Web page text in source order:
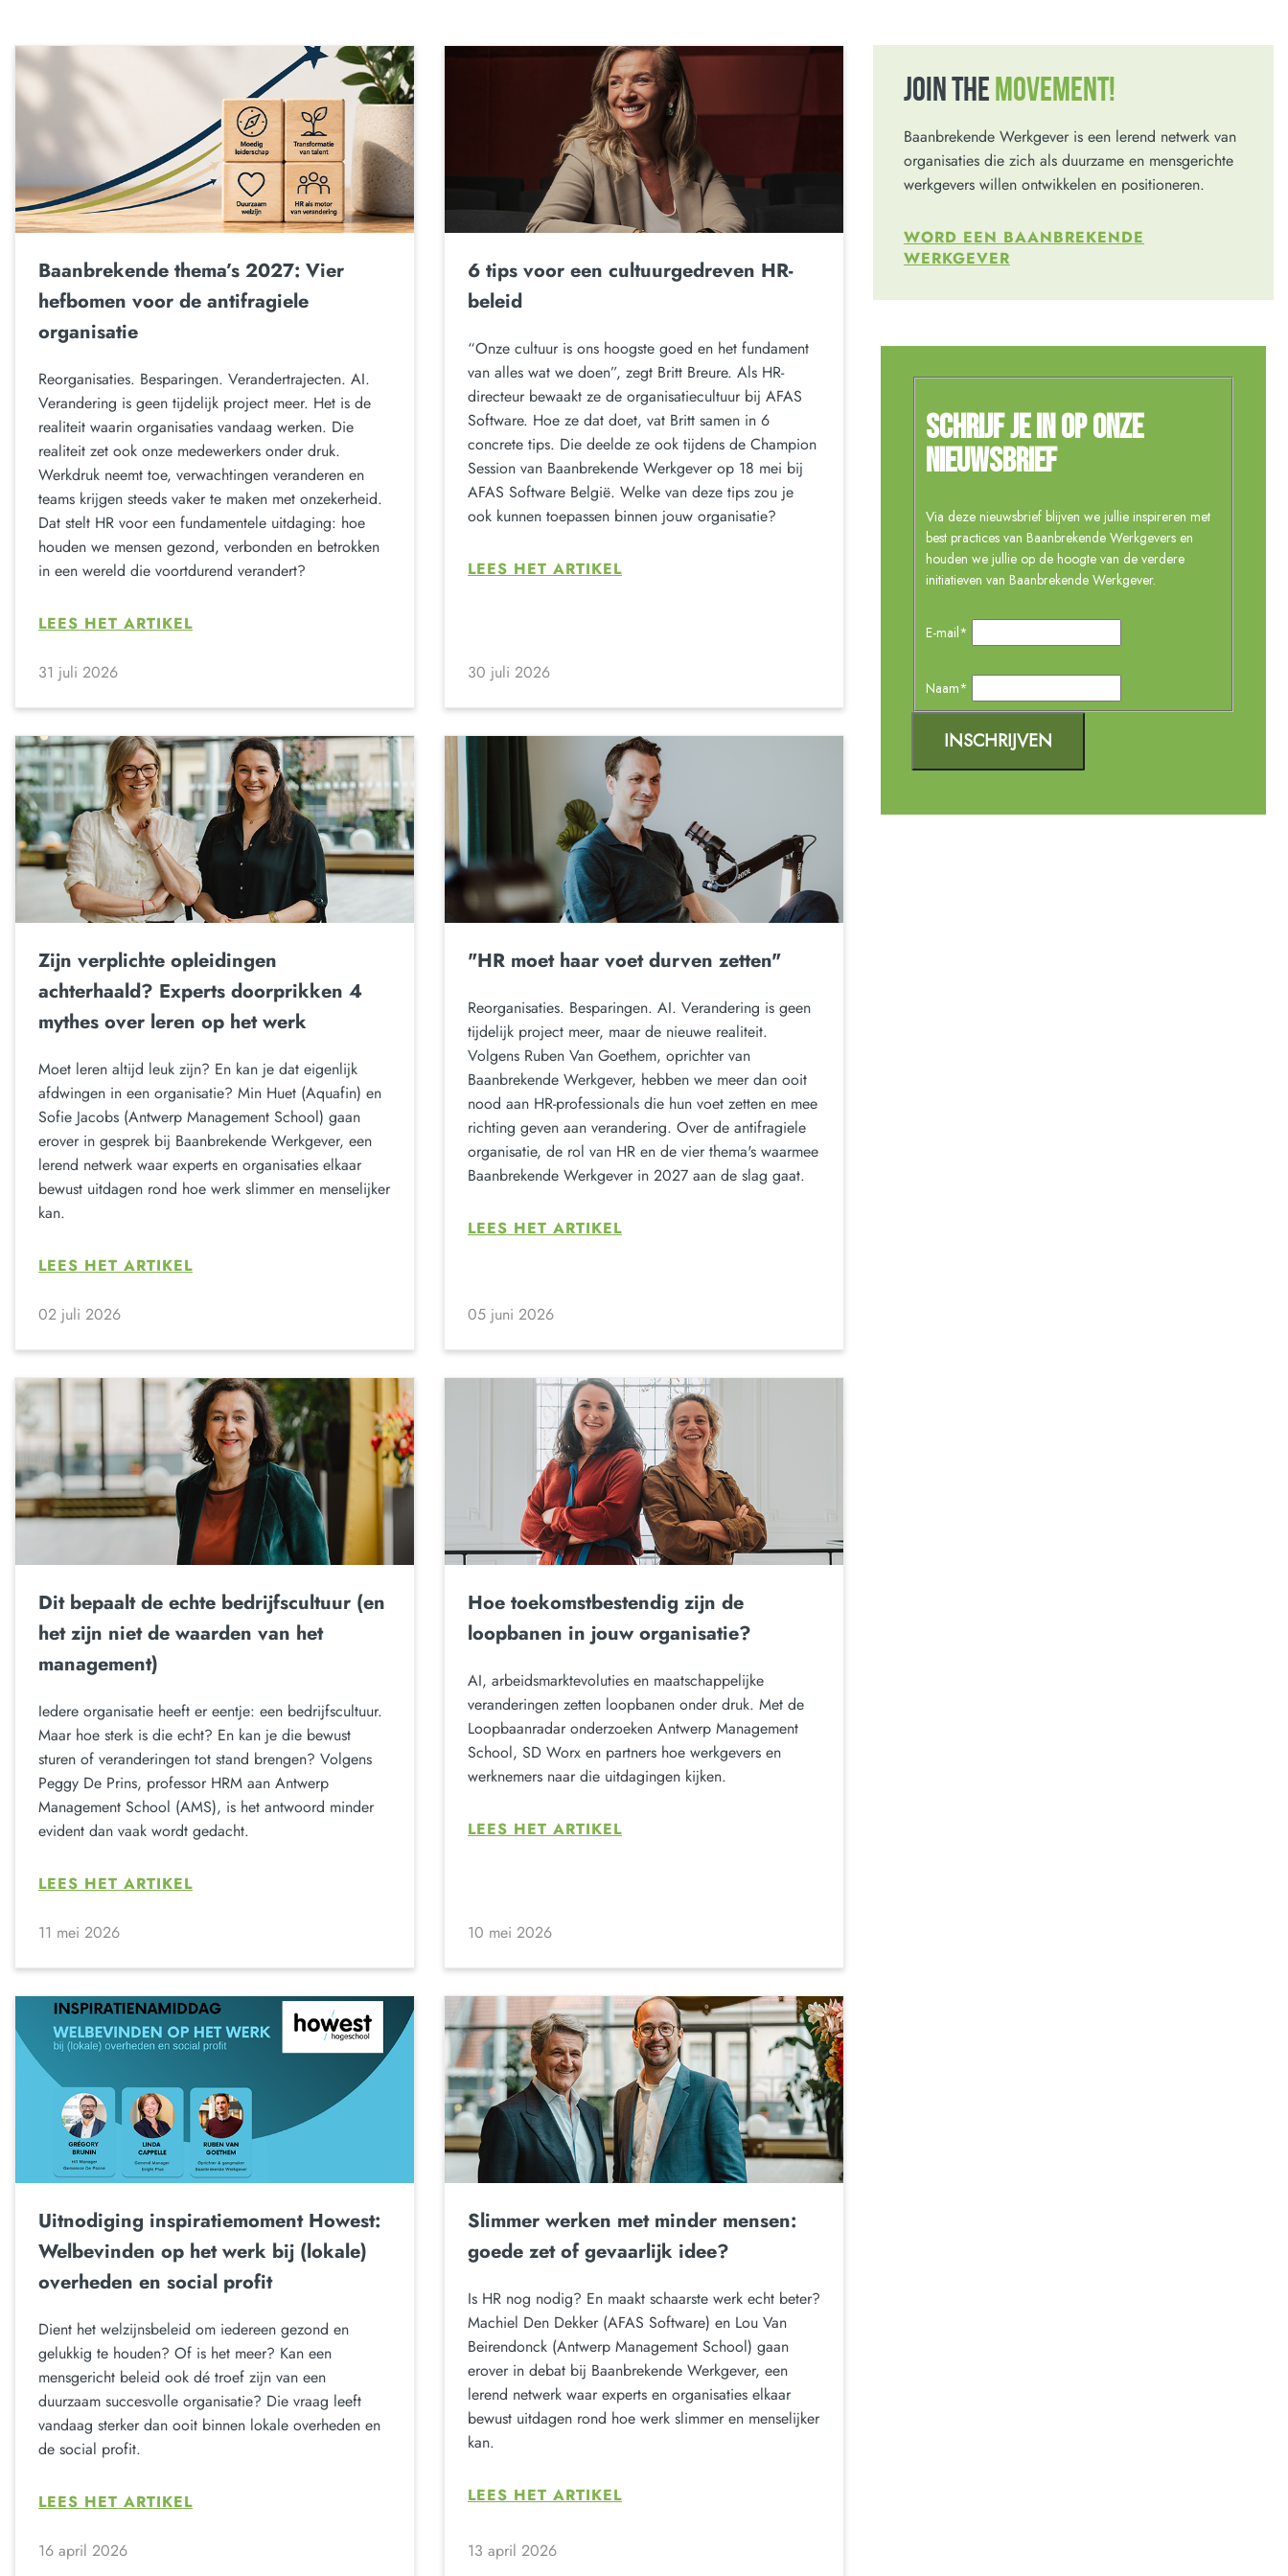
Baanbrekende thema’s 2027: Vier
hefbomen voor de antifragiele
organisatie
Reorganisaties. Besparingen. Verandertrajecten. AI.
Verandering is geen tijdelijk project meer. Het is de
realiteit waarin organisaties vandaag werken. Die
realiteit zet ook onze medewerkers onder druk.
Werkdruk neemt toe, verwachtingen veranderen en
teams krijgen steeds vaker te maken met onzekerheid.
Dat stelt HR voor een fundamentele uitdaging: hoe
houden we mensen gezond, verbonden en betrokken
in een wereld die voortdurend verandert?
LEES HET ARTIKEL
31 juli 2026
6 tips voor een cultuurgedreven HR-
beleid
“Onze cultuur is ons hoogste goed en het fundament
van alles wat we doen”, zegt Britt Breure. Als HR-
directeur bewaakt ze de organisatiecultuur bij AFAS
Software. Hoe ze dat doet, vat Britt samen in 6
concrete tips. Die deelde ze ook tijdens de Champion
Session van Baanbrekende Werkgever op 18 mei bij
AFAS Software België. Welke van deze tips zou je
ook kunnen toepassen binnen jouw organisatie?
LEES HET ARTIKEL
30 juli 2026
Zijn verplichte opleidingen
achterhaald? Experts doorprikken 4
mythes over leren op het werk
Moet leren altijd leuk zijn? En kan je dat eigenlijk
afdwingen in een organisatie? Min Huet (Aquafin) en
Sofie Jacobs (Antwerp Management School) gaan
erover in gesprek bij Baanbrekende Werkgever, een
lerend netwerk waar experts en organisaties elkaar
bewust uitdagen rond hoe werk slimmer en menselijker
kan.
LEES HET ARTIKEL
02 juli 2026
"HR moet haar voet durven zetten"
Reorganisaties. Besparingen. AI. Verandering is geen
tijdelijk project meer, maar de nieuwe realiteit.
Volgens Ruben Van Goethem, oprichter van
Baanbrekende Werkgever, hebben we meer dan ooit
nood aan HR-professionals die hun voet zetten en mee
richting geven aan verandering. Over de antifragiele
organisatie, de rol van HR en de vier thema's waarmee
Baanbrekende Werkgever in 2027 aan de slag gaat.
LEES HET ARTIKEL
05 juni 2026
Dit bepaalt de echte bedrijfscultuur (en
het zijn niet de waarden van het
management)
Iedere organisatie heeft er eentje: een bedrijfscultuur.
Maar hoe sterk is die echt? En kan je die bewust
sturen of veranderingen tot stand brengen? Volgens
Peggy De Prins, professor HRM aan Antwerp
Management School (AMS), is het antwoord minder
evident dan vaak wordt gedacht.
LEES HET ARTIKEL
11 mei 2026
Hoe toekomstbestendig zijn de
loopbanen in jouw organisatie?
AI, arbeidsmarktevoluties en maatschappelijke
veranderingen zetten loopbanen onder druk. Met de
Loopbaanradar onderzoeken Antwerp Management
School, SD Worx en partners hoe werkgevers en
werknemers naar die uitdagingen kijken.
LEES HET ARTIKEL
10 mei 2026
Uitnodiging inspiratiemoment Howest:
Welbevinden op het werk bij (lokale)
overheden en social profit
Dient het welzijnsbeleid om iedereen gezond en
gelukkig te houden? Of is het meer? Kan een
mensgericht beleid ook dé troef zijn van een
duurzaam succesvolle organisatie? Die vraag leeft
vandaag sterker dan ooit binnen lokale overheden en
de social profit.
LEES HET ARTIKEL
16 april 2026
Slimmer werken met minder mensen:
goede zet of gevaarlijk idee?
Is HR nog nodig? En maakt schaarste werk echt beter?
Machiel Den Dekker (AFAS Software) en Lou Van
Beirendonck (Antwerp Management School) gaan
erover in debat bij Baanbrekende Werkgever, een
lerend netwerk waar experts en organisaties elkaar
bewust uitdagen rond hoe werk slimmer en menselijker
kan.
LEES HET ARTIKEL
13 april 2026
JOIN THE MOVEMENT!
Baanbrekende Werkgever is een lerend netwerk van
organisaties die zich als duurzame en mensgerichte
werkgevers willen ontwikkelen en positioneren.
WORD EEN BAANBREKENDE
WERKGEVER